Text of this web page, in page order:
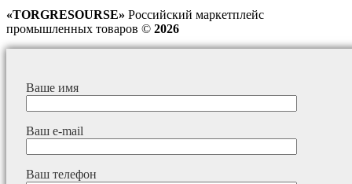
«TORGRESOURSE» Российский маркетплейс
промышленных товаров © 2026
Ваше имя
Ваш e-mail
Ваш телефон